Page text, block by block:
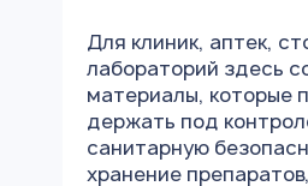
Для клиник, аптек,
лабораторий здесь
материалы, которые
держать под
санитарную
хранение